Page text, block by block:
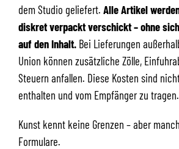
dem Studio geliefert. Alle Artikel
diskret verpackt verschickt – ohne
auf den Inhalt.Bei Lieferungen
Union können zusätzliche Zölle,
Steuern anfallen. Diese Kosten sind
enthalten und vom Empfänger zu tragen.
Kunst kennt keine Grenzen – aber
Formulare.